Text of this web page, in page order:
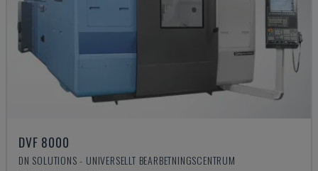
DVF 8000
DN SOLUTIONS - UNIVERSELLT BEARBETNINGSCENTRUM